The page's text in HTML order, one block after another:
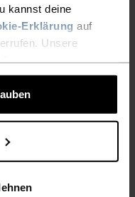
kannst deine
Erklärung auf
Unsere
GoGreen